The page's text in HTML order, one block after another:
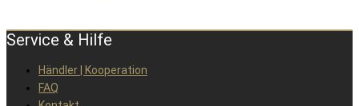
Service & Hilfe
Händler | Kooperation
FAQ